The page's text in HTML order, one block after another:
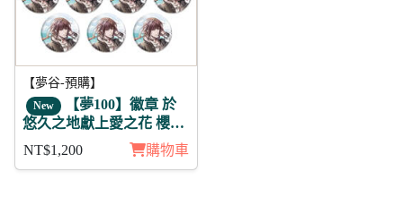
【夢谷-預購】
New 【夢100】徽章 於
悠久之地獻上愛之花 櫻花
11入
NT$1,200 購物車